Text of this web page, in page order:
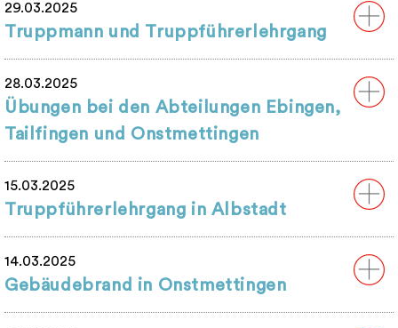
29.03.2025
Truppmann und Truppführerlehrgang
28.03.2025
Übungen bei den Abteilungen Ebingen,
Tailfingen und Onstmettingen
15.03.2025
Truppführerlehrgang in Albstadt
14.03.2025
Gebäudebrand in Onstmettingen